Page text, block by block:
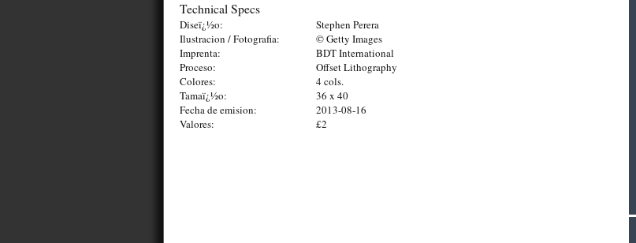
Technical Specs
Diseï¿½o:
Stephen Perera
Ilustracion / Fotografia:
© Getty Images
Imprenta:
BDT International
Proceso:
Offset Lithography
Colores:
4 cols.
Tamaï¿½o:
36 x 40
Fecha de emision:
2013-08-16
Valores:
£2